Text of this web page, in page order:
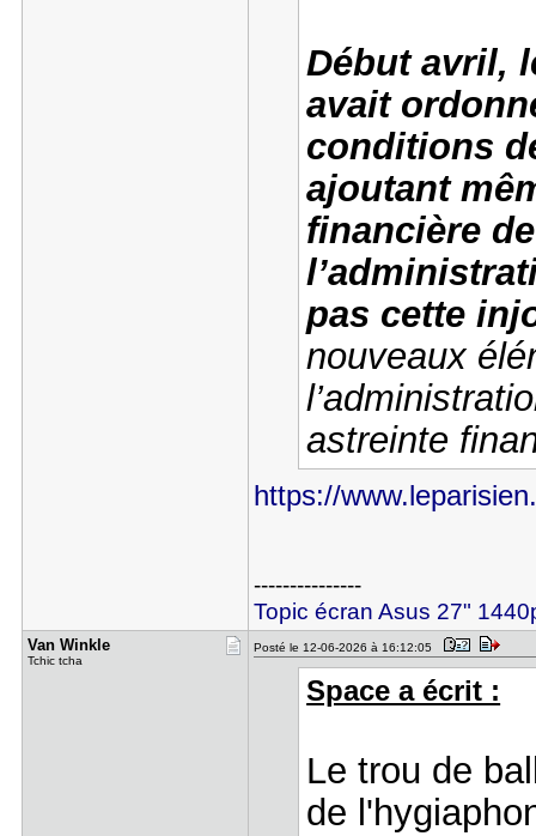
Début avril,
avait
conditions
ajoutant
financière
pas cette
nouveaux
astreinte
https://
---------------
Topic écran Asus 27"
Van Winkle
Tchic tcha
Posté le 12-06-2026 à 16:12:05
Space a écrit :
Le trou de
de